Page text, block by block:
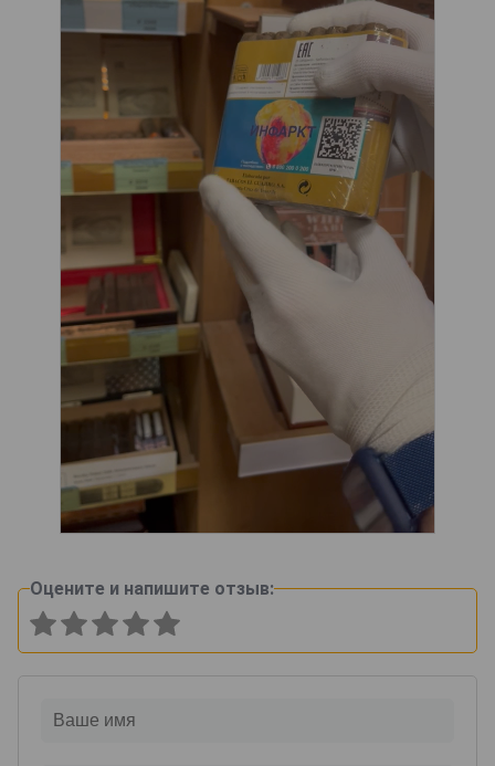
Оцените и напишите отзыв: